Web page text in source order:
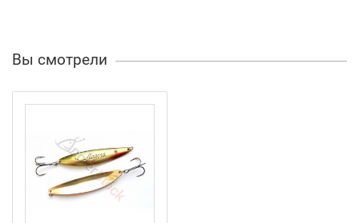
Вы смотрели